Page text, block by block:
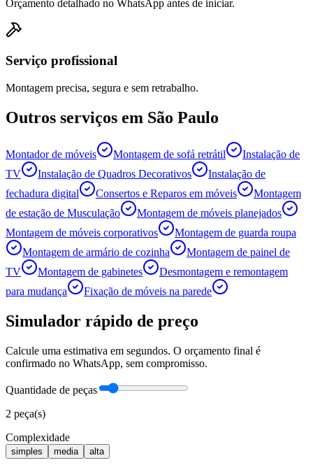
Orçamento detalhado no WhatsApp antes de iniciar.
Serviço profissional
Montagem precisa, segura e sem retrabalho.
Outros serviços em São Paulo
Montador de móveis Montagem de sofá retrátil
Instalação de
TV
Instalação de Quadros Decorativos
Instalação de
fechadura digital
Consertos e Reparos em móveis
Montagem
de estação de Musculação
Montagem de móveis planejados
Montagem de móveis corporativos
Montagem de guarda roupa
Montagem de armário de cozinha
Montagem de painel de
TV
Montagem de gabinetes
Desmontagem e remontagem
para mudança
Fixação de móveis na parede
Simulador rápido de preço
Calcule uma estimativa em segundos. O orçamento final é
confirmado no WhatsApp, sem compromisso.
Quantidade de peças
2 peça(s)
Complexidade
simples media alta